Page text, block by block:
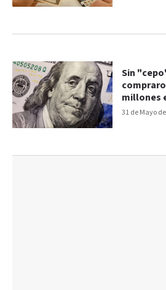
31 de Mayo
Sin
millones